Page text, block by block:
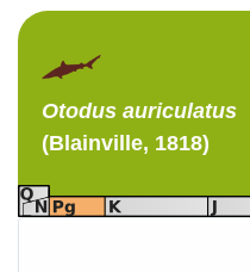
Otodus auriculatus
(Blainville, 1818)